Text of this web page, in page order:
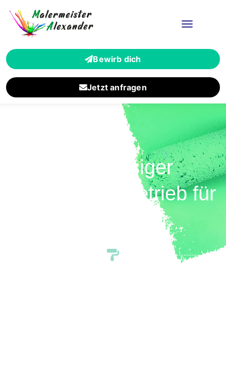
Bewirb dich
Jetzt anfragen
Zuverlässiger
Malermeisterbetrieb für
Bad Soden